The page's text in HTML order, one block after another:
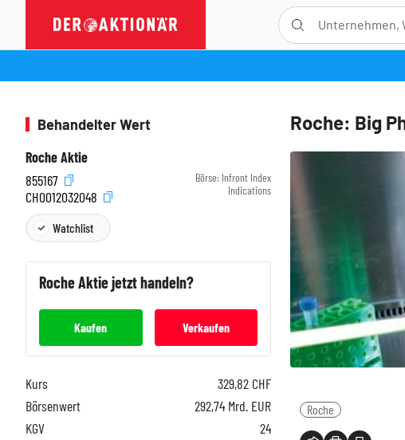
Roche: Big
Roche
Behandelter Wert
Roche Aktie
855167
CH0012032048
Börse: Infront Index
Indications
Watchlist
RocheAktie jetzt handeln?
Kaufen Verkaufen
Kurs 329,82 CHF
Börsenwert
292,74 Mrd. EUR
KGV
24